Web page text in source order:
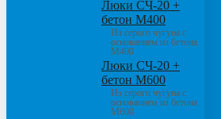
Люки СЧ-20 +
бетон М400
Из серого чугуна с
основанием из бетона
М400
Люки СЧ-20 +
бетон М600
Из серого чугуна с
основанием из бетона
М600